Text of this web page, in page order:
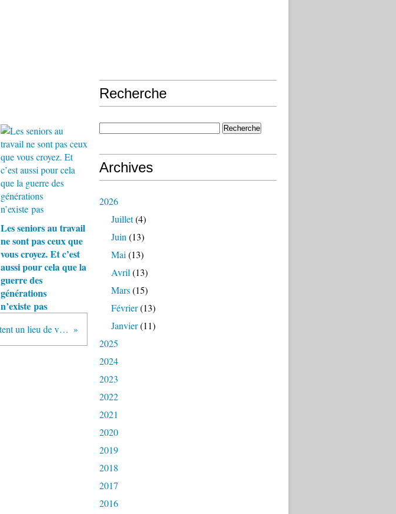
Les seniors au travail
ne sont pas ceux que
vous croyez. Et c’est
aussi pour cela que la
guerre des
générations
n’existe pas
Ces seniors qui montent un lieu de vie alternatif en Périgord - 24 Aquitaine
Recherche
Archives
2026
Juillet(4)
Juin (13)
Mai (13)
Avril (13)
Mars(15)
Février(13)
Janvier(11)
2025
2024
2023
2022
2021
2020
2019
2018
2017
2016